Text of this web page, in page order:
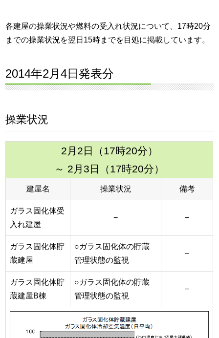
各建屋の操業状況や燃料の受入れ状況について、17時20分
までの操業状況を翌日15時までを目処に掲載しています。
2014年2月4日発表分
操業状況
2月2日（17時20分）
～ 2月3日（17時20分）
建屋名 操業状況 備考
ガラス固化体受
入れ建屋
− −
ガラス固化体貯
蔵建屋
○ガラス固化体の貯蔵
管理状態の監視
−
ガラス固化体貯
蔵建屋B棟
○ガラス固化体の貯蔵
管理状態の監視
−